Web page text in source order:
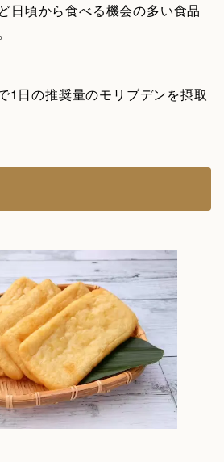
日頃から食べる機会の多い食品
1日の推奨量のモリブデンを摂取